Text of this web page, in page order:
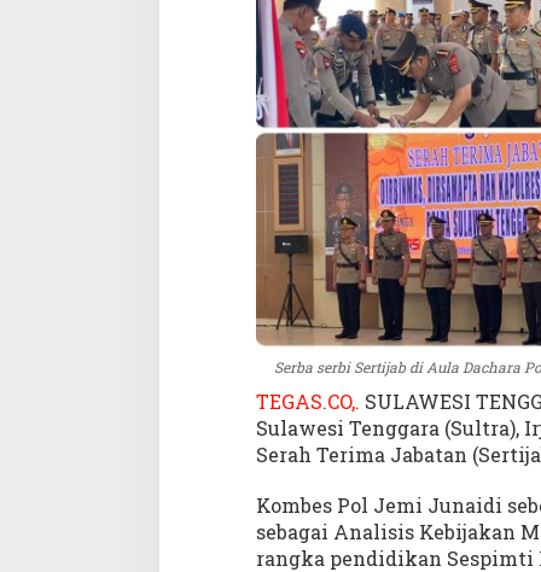
d
a
n
K
a
p
o
r
e
s
t
a
K
e
n
d
a
r
Serba serbi Sertijab di Aula Dachara
TEGAS.CO,. SULAWESI
Sulawesi Tenggara (Sultra),
Serah Terima Jabatan
Kombes Pol Jemi Junaidi
sebagai Analisis Kebijakan
rangka pendidikan Sespimti